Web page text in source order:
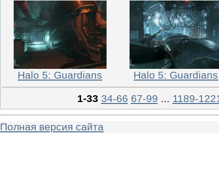
Halo 5: Guardians Halo 5: Guardians
1-33 34-66 67-99 ... 1189-
Полная версия сайта